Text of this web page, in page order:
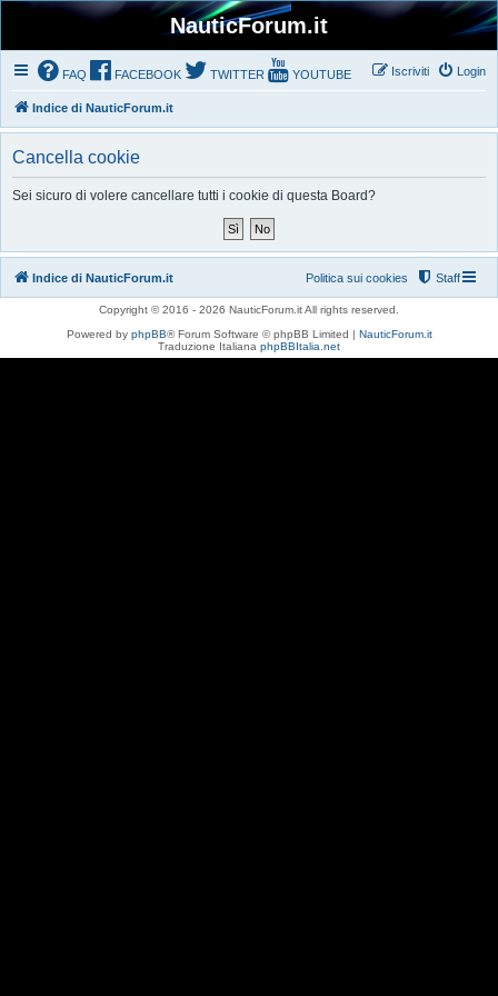
NauticForum.it
FAQ FACEBOOK TWITTER YOUTUBE Login
Iscriviti
Indice di NauticForum.it
Cancella cookie
Sei sicuro di volere cancellare tutti i cookie di questa Board?
Indice di NauticForum.it Staff
Politica sui cookies
Copyright © 2016 - 2026 NauticForum.it All rights reserved.
Powered by phpBB® Forum Software © phpBB Limited | NauticForum.it
Traduzione Italiana phpBBItalia.net